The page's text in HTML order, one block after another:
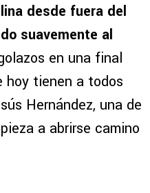
desde fuera del
suavemente al
en una final
hoy tienen a todos
Hernández, una de
a abrirse camino